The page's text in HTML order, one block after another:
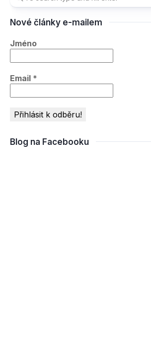
Nové články e-mailem
Jméno
Email *
Blog na Facebooku